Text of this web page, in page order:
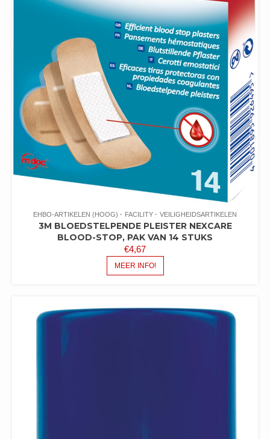
EHBO-ARTIKELEN (HOOG) FACILITY VEILIGHEIDSARTIKELEN
3M BLOEDSTELPENDE PLEISTER NEXCARE
BLOOD-STOP, PAK VAN 14 STUKS
€4,67
MEER INFO!